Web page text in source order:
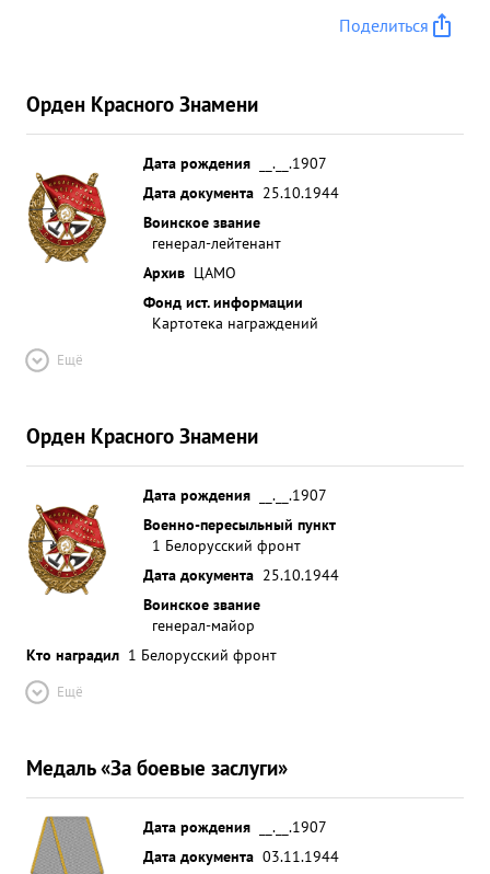
Поделиться
Орден Красного Знамени
Дата рождения
__.__.1907
Дата документа 25.10.1944
Воинское звание
генерал-лейтенант
Архив ЦАМО
Фонд ист. информации
Картотека награждений
Ещё
Орден Красного Знамени
Дата рождения
__.__.1907
Военно-пересыльный пункт
1 Белорусский фронт
Дата документа 25.10.1944
Воинское звание
генерал-майор
Кто наградил 1 Белорусский фронт
Ещё
Медаль «За боевые заслуги»
Дата рождения
__.__.1907
Дата документа 03.11.1944